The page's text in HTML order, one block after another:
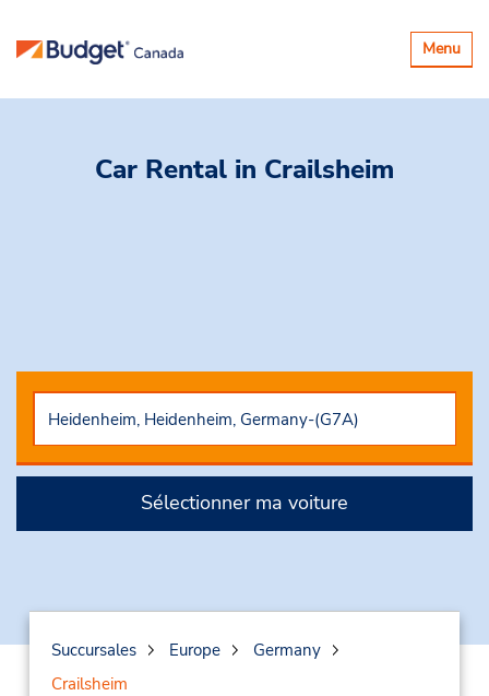
Basculer
la
Menu
Car Rental in Crailsheim
Sélectionner ma voiture
Succursales Europe
Germany
Crailsheim